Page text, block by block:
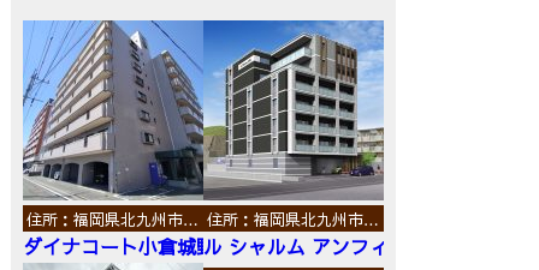
住所：福岡県北九州市…
ダイナコート小倉城野
住所：福岡県北九州市…
ル シャルム アンフィニ